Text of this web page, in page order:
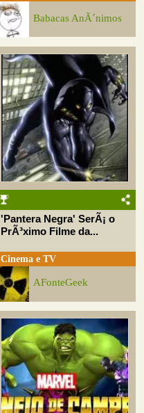
Babacas AnÃ´nimos
'Pantera Negra' SerÃ¡ o
PrÃ³ximo Filme da...
Cinema e TV
AFonteGeek